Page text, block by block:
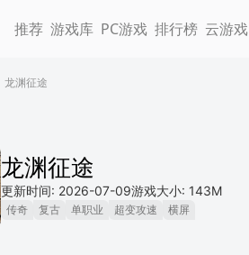
推荐 游戏库 PC游戏 排行榜 云游戏
龙渊征途
龙渊征途
更新时间: 2026-07-09游戏大小: 143M
传奇 复古 单职业 超变攻速 横屏